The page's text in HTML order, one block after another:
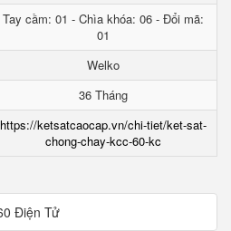
Tay cầm: 01 - Chìa khóa: 06 - Đổi mã:
01
Welko
36 Tháng
https://ketsatcaocap.vn/chi-tiet/ket-sat-
chong-chay-kcc-60-kc